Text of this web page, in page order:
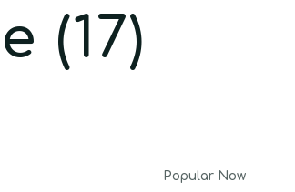
(17)
Popular Now